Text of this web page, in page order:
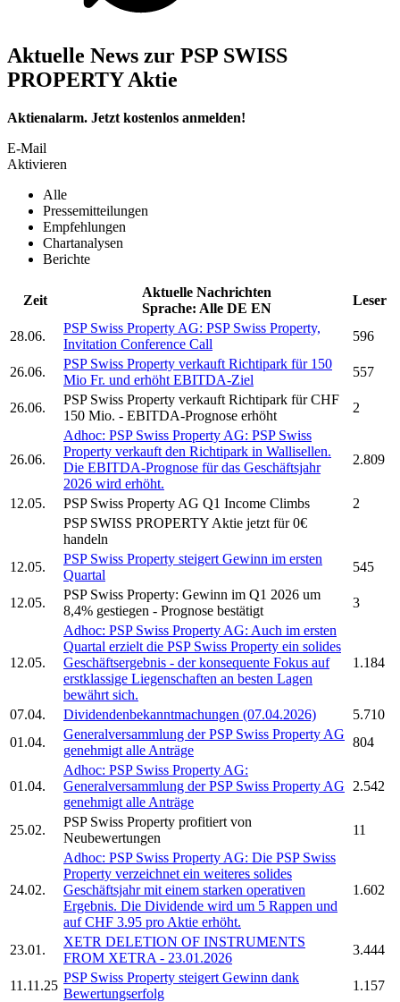
Aktuelle News zur PSP SWISS
PROPERTY Aktie
Aktienalarm. Jetzt kostenlos anmelden!
E-Mail
Aktivieren
Alle
Pressemitteilungen
Empfehlungen
Chartanalysen
Berichte
Zeit
Aktuelle Nachrichten
Sprache: Alle DE EN
Leser
28.06.
PSP Swiss Property AG: PSP Swiss Property,
Invitation Conference Call
596
26.06.
PSP Swiss Property verkauft Richtipark für 150
Mio Fr. und erhöht EBITDA-Ziel
557
26.06.
PSP Swiss Property verkauft Richtipark für CHF
150 Mio. - EBITDA-Prognose erhöht
2
26.06.
Adhoc: PSP Swiss Property AG: PSP Swiss
Property verkauft den Richtipark in Wallisellen.
Die EBITDA-Prognose für das Geschäftsjahr
2026 wird erhöht.
2.809
12.05. PSP Swiss Property AG Q1 Income Climbs
2
PSP SWISS PROPERTY Aktie jetzt für 0€
handeln
12.05.
PSP Swiss Property steigert Gewinn im ersten
Quartal
545
12.05.
PSP Swiss Property: Gewinn im Q1 2026 um
8,4% gestiegen - Prognose bestätigt
3
12.05.
Adhoc: PSP Swiss Property AG: Auch im ersten
Quartal erzielt die PSP Swiss Property ein solides
Geschäftsergebnis - der konsequente Fokus auf
erstklassige Liegenschaften an besten Lagen
bewährt sich.
1.184
07.04. Dividendenbekanntmachungen (07.04.2026)
5.710
01.04.
Generalversammlung derPSP Swiss Property AG
genehmigt alle Anträge
804
01.04.
Adhoc: PSP Swiss Property AG:
Generalversammlung derPSP Swiss Property AG
genehmigt alle Anträge
2.542
25.02.
PSP Swiss Property profitiert von
Neubewertungen
11
24.02.
Adhoc: PSP Swiss Property AG: Die PSP Swiss
Property verzeichnet ein weiteres solides
Geschäftsjahr mit einem starken operativen
Ergebnis. Die Dividende wird um 5 Rappen und
auf CHF 3.95 pro Aktie erhöht.
1.602
23.01.
XETR DELETION OF INSTRUMENTS
FROM XETRA - 23.01.2026
3.444
11.11.25
PSP Swiss Property steigert Gewinn dank
Bewertungserfolg
1.157